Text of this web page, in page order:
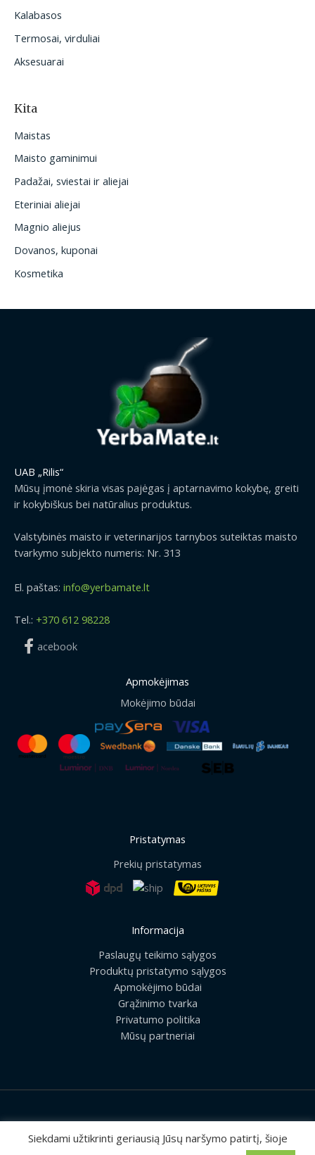
Kalabasos
Termosai, virduliai
Aksesuarai
Kita
Maistas
Maisto gaminimui
Padažai, sviestai ir aliejai
Eteriniai aliejai
Magnio aliejus
Dovanos, kuponai
Kosmetika
UAB „Rilis“
Mūsų įmonė skiria visas pajėgas į aptarnavimo kokybę, greiti
ir kokybiškus bei natūralius produktus.
Valstybinės maisto ir veterinarijos tarnybos suteiktas maisto
tvarkymo subjekto numeris: Nr. 313
El. paštas: info@yerbamate.lt
Tel.: +370 612 98228
acebook
Apmokėjimas
Mokėjimo būdai
Pristatymas
Prekių pristatymas
Informacija
Paslaugų teikimo sąlygos
Produktų pristatymo sąlygos
Apmokėjimo būdai
Grąžinimo tvarka
Privatumo politika
Mūsų partneriai
2026 © Visos teisės saugomos | UAB „Rilis“
Siekdami užtikrinti geriausią Jūsų naršymo patirtį, šioje